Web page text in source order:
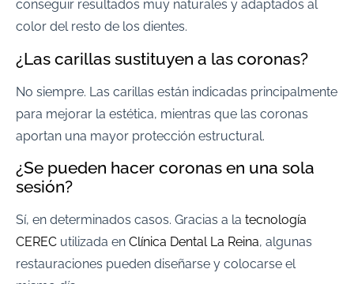
conseguir resultados muy naturales y adaptados al
color del resto de los dientes.
¿Las carillas sustituyen a las coronas?
No siempre. Las carillas están indicadas principalmente
para mejorar la estética, mientras que las coronas
aportan una mayor protección estructural.
¿Se pueden hacer coronas en una sola
sesión?
Sí, en determinados casos. Gracias a la tecnología
CEREC utilizada en Clínica Dental La Reina, algunas
restauraciones pueden diseñarse y colocarse el